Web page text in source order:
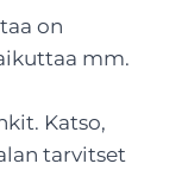
on
mm.
Katso,
tarvitset